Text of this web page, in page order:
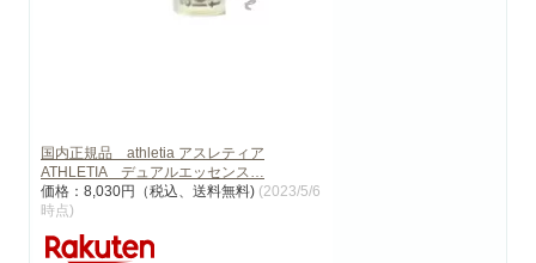
国内正規品 athletia アスレティア
ATHLETIA デュアルエッセンス…
価格：8,030円（税込、送料無料) (2023/5/6
時点)